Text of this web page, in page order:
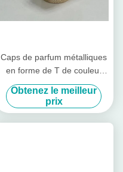
Caps de parfum métalliques
en forme de T de couleur
personnalisée
Obtenez le meilleur
prix